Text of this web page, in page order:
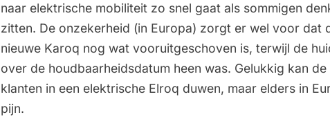
naar elektrische mobiliteit zo snel gaat als sommigen
zitten. De onzekerheid (in Europa) zorgt er wel voor dat
nieuwe Karoq nog wat vooruitgeschoven is, terwijl de
over de houdbaarheidsdatum heen was. Gelukkig kan
klanten in een elektrische Elroq duwen, maar elders in
pijn.